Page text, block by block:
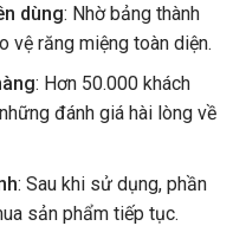
dùng: Nhờ bảng thành
vệ răng miệng toàn diện.
: Hơn 50.000 khách
đánh giá hài lòng về
: Sau khi sử dụng, phần
sản phẩm tiếp tục.